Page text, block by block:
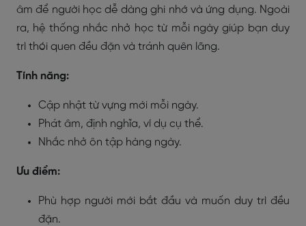
âm để người học dễ dàng ghi nhớ và ứng dụng. Ngoài
ra, hệ thống nhắc nhở học từ mỗi ngày giúp bạn duy
trì thói quen đều đặn và tránh quên lãng.
Tính năng:
Cập nhật từ vựng mới mỗi ngày.
Phát âm, định nghĩa, ví dụ cụ thể.
Nhắc nhở ôn tập hàng ngày.
Ưu điểm:
Phù hợp người mới bắt đầu và muốn duy trì đều
đặn.